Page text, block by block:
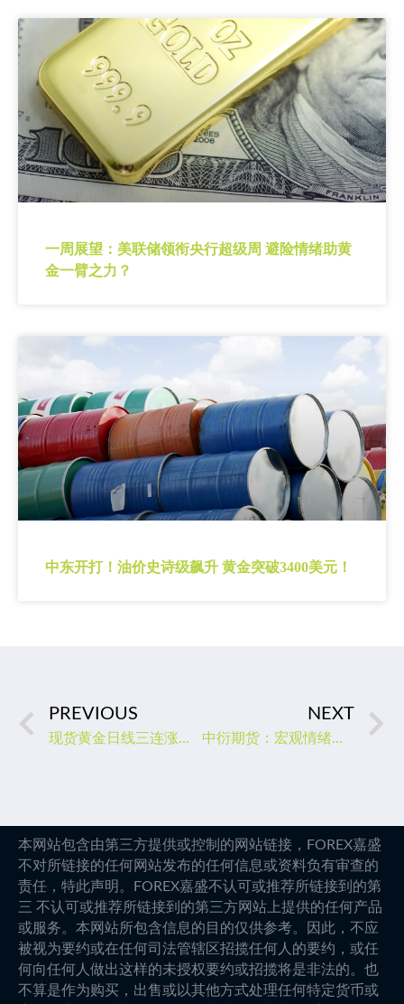
一周展望：美联储领衔央行超级周 避险情绪助黄
金一臂之力？
中东开打！油价史诗级飙升 黄金突破3400美元！
PREVIOUS
现货黄金日线三连涨，鲍威尔讲话暗示未来“充满意外”
NEXT
中衍期货：宏观情绪回暖叠加API去库，油价延续反弹
本网站包含由第三方提供或控制的网站链接，FOREX嘉盛
不对所链接的任何网站发布的任何信息或资料负有审查的
责任，特此声明。FOREX嘉盛不认可或推荐所链接到的第
三 不认可或推荐所链接到的第三方网站上提供的任何产品
或服务。本网站所包含信息的目的仅供参考。因此，不应
被视为要约或在任何司法管辖区招揽任何人的要约，或任
何向任何人做出这样的未授权要约或招揽将是非法的。也
不算是作为购买，出售或以其他方式处理任何特定货币或